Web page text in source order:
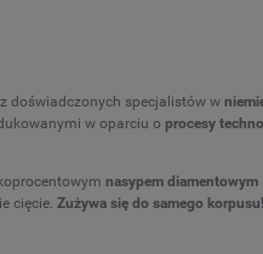
doświadczonych specjalistów w
w oparciu o procesy
nasypem diamentowym
cięcie. Zużywa się do samego korpusu!